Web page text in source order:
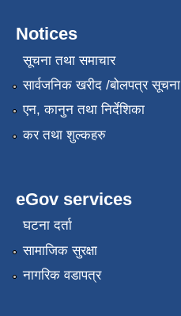
Notices
सूचना तथा समाचार
सार्वजनिक खरीद /बोलपत्र सूचना
एन, कानुन तथा निर्देशिका
कर तथा शुल्कहरु
eGov services
घटना दर्ता
सामाजिक सुरक्षा
नागरिक वडापत्र